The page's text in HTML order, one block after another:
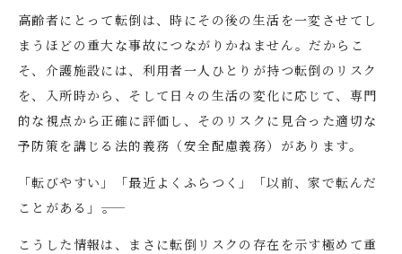
高齢者にとって転倒は、時にその後の生活を一変させてし
まうほどの重大な事故につながりかねません。だからこ
そ、介護施設には、利用者一人ひとりが持つ転倒のリスク
を、入所時から、そして日々の生活の変化に応じて、専門
的な視点から正確に評価し、そのリスクに見合った適切な
予防策を講じる法的義務（安全配慮義務）があります。
「転びやすい」「最近よくふらつく」「以前、家で転んだ
ことがある」――。
こうした情報は、まさに転倒リスクの存在を示す極めて重